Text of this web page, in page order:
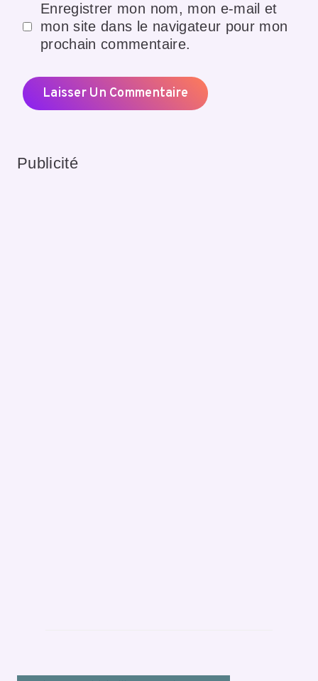
Enregistrer mon nom, mon e-mail et
mon site dans le navigateur pour mon
prochain commentaire.
Publicité